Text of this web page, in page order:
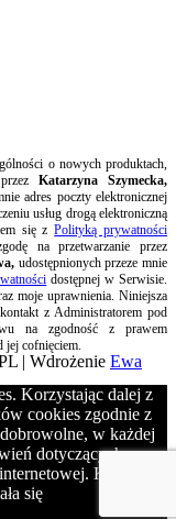
o nowych produktach,
przezKatarzyna Szymecka,
adres poczty elektronicznej
usług drogą elektroniczną
się zPolityką prywatności
na przetwarzanie przez
udostępnionych przeze mnie
dostępnej w Serwisie.
moje uprawnienia. Niniejsza
z Administratorem pod
na zgodność z prawem
jej cofnięciem.
| Wdrożenie Ewa
Korzystając dalej z
cookies zgodnie z
w każdej
dotyczących
Kliknij
się